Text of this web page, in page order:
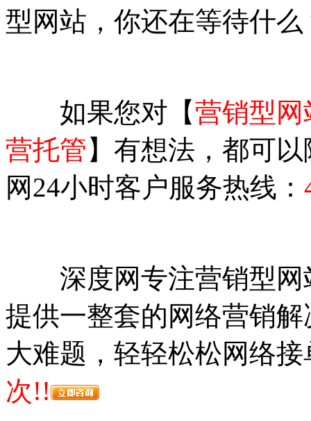
型网站，你还在等待什么
如果您对【营销型网
营托管 】有想法，都可
网24小时客户服务热线：
深度网专注营销型网
提供一整套的网络营销
大难题，轻轻松松网络接
次!!